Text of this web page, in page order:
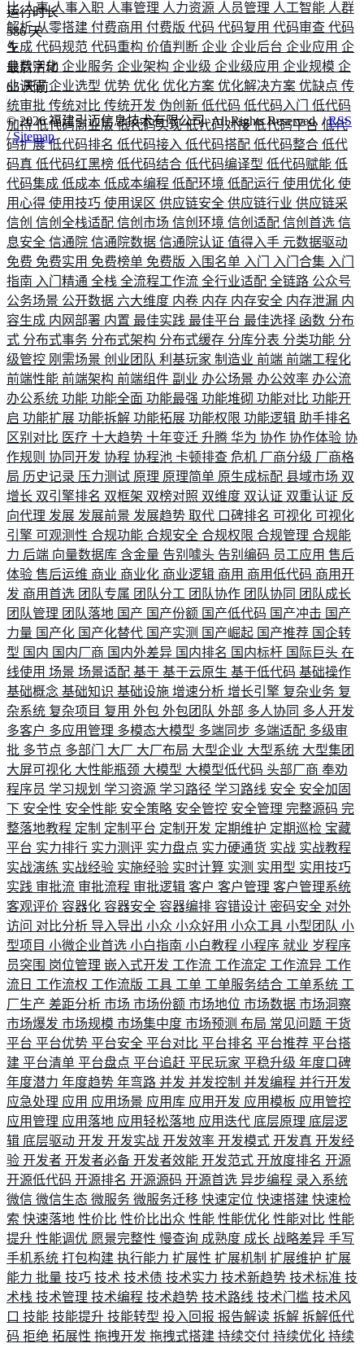
比人事人事入职 人事管理 人力资源 人员管理 人工智能 人群
解析从零搭建 付费商用 付费版 代码 代码复用 代码审查 代码
生成 代码规范 代码重构 价值判断 企业 企业后台 企业应用 企
业数字化 企业服务 企业架构 企业级 企业级应用 企业规模 企
业调研企业选型 优势 优化 优化方案 优化解决方案 优缺点 传
统审批 传统对比 传统开发 伪创新 低代码 低代码入门 低代码
加持低代码商业版低代码实现低代码对接低代码平台 低代
码扩展低代码排名 低代码接入 低代码搭配 低代码整合 低代
码真 低代码红黑榜 低代码结合 低代码编译型 低代码赋能 低
代码集成 低成本 低成本编程 低配环境 低配运行 使用优化 使
用心得 使用技巧 使用误区 供应链安全 供应链行业 供应链采
信创 信创全栈适配 信创市场 信创环境 信创适配 信创首选 信
息安全 信通院 信通院数据 信通院认证 值得入手 元数据驱动
免费 免费实用 免费榜单 免费版 入围名单 入门 入门合集 入门
指南 入门精通 全栈 全流程工作流 全行业适配 全链路 公众号
公务场景 公开数据 六大维度 内卷 内存 内存安全 内存泄漏 内
容生成 内网部署 内置 最佳实践 最佳平台 最佳选择 函数 分布
式 分布式事务 分布式架构 分布式缓存 分库分表 分类功能 分
级管控 刚需场景 创业团队 利基玩家 制造业 前端 前端工程化
前端性能 前端架构 前端组件 副业 办公场景 办公效率 办公流
办公系统 功能 功能全面 功能最强 功能堆砌 功能对比 功能开
启 功能扩展 功能拆解 功能拓展 功能权限 功能逻辑 助手排名
区别对比 医疗 十大趋势 十年变迁 升腾 华为 协作 协作体验 协
作规则 协同开发 协程 协程池 卡顿排查 危机 厂商分级 厂商格
局 历史记录 压力测试 原理 原理简单 原生成标配 县域市场 双
增长 双引擎排名 双框架 双榜对照 双维度 双认证 双重认证 反
向代理 发展 发展前景 发展趋势 取代 口碑排名 可视化 可视化
引擎 可观测性 合规功能 合规安全 合规权限 合规管理 合规能
力 后端 向量数据库 含金量 告别噱头 告别编码 员工应用 售后
体验 售后运维 商业 商业化 商业逻辑 商用 商用低代码 商用开
发 商用首选 团队专属 团队分工 团队协作 团队协同 团队成长
团队管理 团队落地 国产 国产份额 国产低代码 国产冲击 国产
力量 国产化 国产化替代 国产实测 国产崛起 国产推荐 国企转
型 国内 国内厂商 国内外差异 国内排名 国内标杆 国际巨头 在
线使用 场景 场景适配 基于 基于云原生 基于低代码 基础操作
基础概念 基础知识 基础设施 增速分析 增长引擎 复杂业务 复
杂系统 复杂项目 复用 外包 外包团队 外部 多人协同 多人开发
多客户 多应用管理 多模态大模型 多端同步 多端适配 多级审
批 多节点 多部门 大厂 大厂布局 大型企业 大型系统 大型集团
大屏可视化 大性能瓶颈 大模型 大模型低代码 头部厂商 奉劝
程序员 学习规划 学习资源 学习路径 学习路线 安全 安全加固
下 安全性 安全性能 安全策略 安全管控 安全管理 完整源码 完
整落地教程 定制 定制平台 定制开发 定期维护 定期巡检 宝藏
平台 实力排行 实力测评 实力盘点 实力硬通货 实战 实战教程
实战演练 实战经验 实施经验 实时计算 实测 实用型 实用技巧
实践 审批流 审批流程 审批逻辑 客户 客户管理 客户管理系统
客观评价 容器化 容器安全 容器编排 容错设计 密码安全 对外
访问 对比分析 导入导出 小众 小众好用 小众工具 小型团队 小
型项目 小微企业首选 小白指南 小白教程 小程序 就业 岁程序
员突围 岗位管理 嵌入式开发 工作流 工作流定 工作流异 工作
流日 工作流权 工作流版 工具 工单 工单服务结合 工单系统 工
厂生产 差距分析 市场 市场份额 市场地位 市场数据 市场洞察
市场爆发 市场规模 市场集中度 市场预测 布局 常见问题 干货
平台 平台优势 平台安全 平台对比 平台排名 平台推荐 平台搭
建 平台清单 平台盘点 平台追赶 平民玩家 平稳升级 年度口碑
年度潜力 年度趋势 年弯路 并发 并发控制 并发编程 并行开发
应急处理 应用 应用场景 应用库 应用开发 应用模板 应用管控
应用管理 应用落地 应用轻松落地 应用迭代 底层原理 底层逻
辑 底层驱动 开发 开发实战 开发效率 开发模式 开发真 开发经
验 开发者 开发者必备 开发者效能 开发范式 开放度排名 开源
开源低代码 开源排名 开源源码 开源首选 异步编程 录入系统
微信 微信生态 微服务 微服务迁移 快速定位 快速搭建 快速检
索 快速落地 性价比 性价比出众 性能 性能优化 性能对比 性能
提升 性能调优 愿景完整性 慢查询 成熟度 成长 战略差异 手写
手机系统 打包构建 执行能力 扩展性 扩展机制 扩展维护 扩展
能力 批量 技巧 技术 技术债 技术实力 技术新趋势 技术标准 技
术栈 技术管理 技术编程 技术趋势 技术路线 技术门槛 技术风
口 技能 技能提升 技能转型 投入回报 报告解读 拆解 拆解低代
码 拒绝 拓展性 拖拽开发 拖拽式搭建 持续交付 持续优化 持续
运行时长
586 天
最后活动
65 天前
©2026福建引迈信息技术有限公司. All Rights Reserved. /RSS
/Sitemap